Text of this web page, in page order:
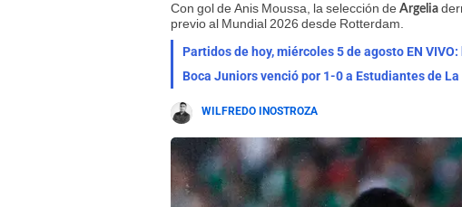
Con gol de Anis Moussa, la selección de Argelia
previo al Mundial 2026 desde Rotterdam.
Partidos de hoy, miércoles 5 de agosto EN
WILFREDO INOSTROZA